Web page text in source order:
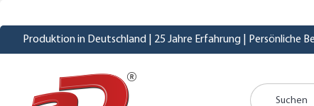
Produktion in Deutschland | 25 Jahre Erfahrung | Persönliche